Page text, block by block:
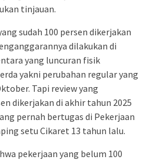
tinjauan.
sudah 100 persen dikerjakan
dilakukan di
yang luncuran fisik
yakni perubahan regular yang
Tapi review yang
dikerjakan di akhir tahun 2025
pernah bertugas di Pekerjaan
setu Cikaret 13 tahun lalu.
pekerjaan yang belum 100